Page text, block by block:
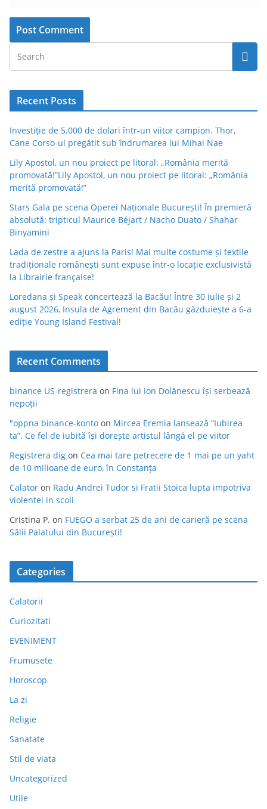
Recent Posts
Investiție de 5.000 de dolari într-un viitor campion. Thor,
Cane Corso-ul pregătit sub îndrumarea lui Mihai Nae
Lily Apostol, un nou proiect pe litoral: „România merită
promovată!”Lily Apostol, un nou proiect pe litoral: „România
merită promovată!”
Stars Gala pe scena Operei Naționale București! În premieră
absolută: tripticul Maurice Béjart / Nacho Duato / Shahar
Binyamini
Lada de zestre a ajuns la Paris! Mai multe costume și textile
tradiționale românești sunt expuse într-o locație exclusivistă
la Librairie française!
Loredana și Speak concertează la Bacău! Între 30 iulie și 2
august 2026, Insula de Agrement din Bacău găzduiește a 6-a
ediție Young Island Festival!
Recent Comments
binance US-registrera on Fina lui Ion Dolănescu își serbează
nepoții
"oppna binance-konto on Mircea Eremia lansează “Iubirea
ta”. Ce fel de iubită își dorește artistul lângă el pe viitor
Registrera dig on Cea mai tare petrecere de 1 mai pe un yaht
de 10 milioane de euro, în Constanța
Calator on Radu Andrei Tudor si Fratii Stoica lupta impotriva
violentei in scoli
Cristina P. on FUEGO a serbat 25 de ani de carieră pe scena
Sălii Palatului din București!
Categories
Calatorii
Curiozitati
EVENIMENT
Frumusete
Horoscop
La zi
Religie
Sanatate
Stil de viata
Uncategorized
Utile